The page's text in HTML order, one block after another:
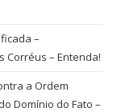
–
Corréus – Entenda!
a Ordem
Domínio do Fato –